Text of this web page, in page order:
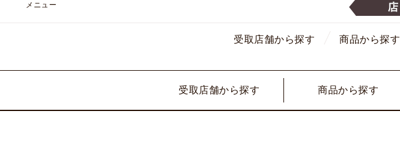
メニュー
受取店舗から探す 商品から探す
受取店舗から探す 商品から探す